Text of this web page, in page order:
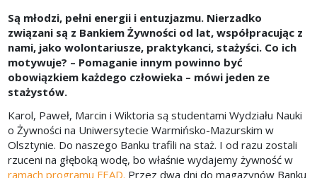
Są młodzi, pełni energii i entuzjazmu. Nierzadko
związani są z Bankiem Żywności od lat, współpracując z
nami, jako wolontariusze, praktykanci, stażyści. Co ich
motywuje? – Pomaganie innym powinno być
obowiązkiem każdego człowieka – mówi jeden ze
stażystów.
Karol, Paweł, Marcin i Wiktoria są studentami Wydziału Nauki
o Żywności na Uniwersytecie Warmińsko-Mazurskim w
Olsztynie. Do naszego Banku trafili na staż. I od razu zostali
rzuceni na głęboką wodę, bo właśnie wydajemy żywność w
ramach programu FEAD. Przez dwa dni do magazynów Banku